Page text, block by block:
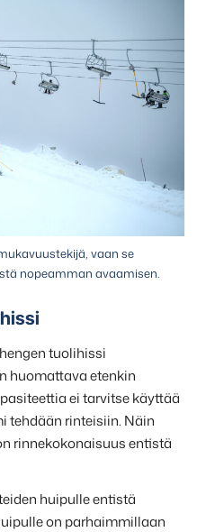
vaan se
nopeamman avaamisen.
tuolihissi
huomattava etenkin
ei tarvitse käyttää
tehdään rinteisiin. Näin
rinnekokonaisuus entistä
huipulle entistä
on parhaimmillaan